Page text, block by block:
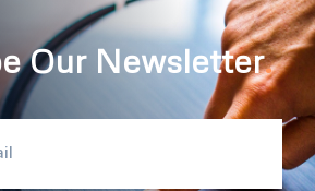
Our Newsletter.